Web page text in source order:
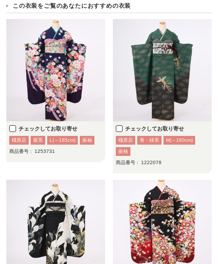
この衣装をご覧のあなたにおすすめの衣装
チェックしてお取り寄せ
橿原店 紫系 L(～165cm) 振袖
商品番号 : 1253731
チェックしてお取り寄せ
橿原店 青・緑系 M(～160cm)
振袖
商品番号 : 1222078